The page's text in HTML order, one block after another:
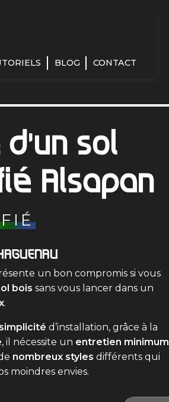
BLOG CONTACT
d'un sol
Alsapan
un bon compromis si vous
bois sans vous lancer dans un
.
simplicité d’installation, grâce à la
, il nécessite un entretien minimum
nombreux styles différents qui
moindres envies.